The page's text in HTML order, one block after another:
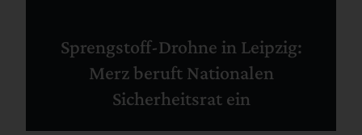
Sprengstoff-Drohne in Leipzig:
Merz beruft Nationalen
Sicherheitsrat ein